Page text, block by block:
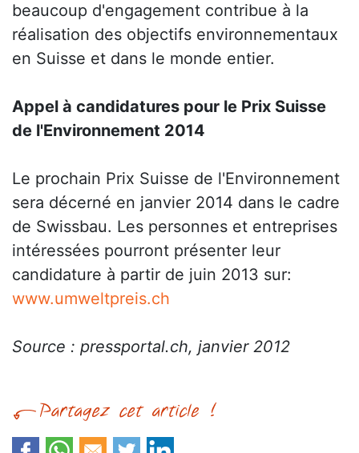
beaucoup d'engagement contribue à la
réalisation des objectifs environnementaux
en Suisse et dans le monde entier.
Appel à candidatures pour le Prix Suisse
de l'Environnement 2014
Le prochain Prix Suisse de l'Environnement
sera décerné en janvier 2014 dans le cadre
de Swissbau. Les personnes et entreprises
intéressées pourront présenter leur
candidature à partir de juin 2013 sur:
www.umweltpreis.ch
Source : pressportal.ch, janvier 2012